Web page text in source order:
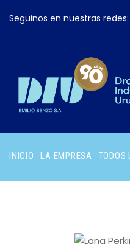
Seguinos en nuestras redes:
INICIO LA EMPRESA TODOS